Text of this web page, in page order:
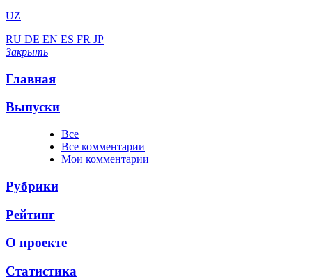
UZ
RU DE EN ES FR JP
Закрыть
Главная
Выпуски
Все
Все комментарии
Мои комментарии
Рубрики
Рейтинг
О проекте
Статистика